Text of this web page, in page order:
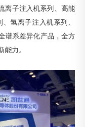
子注入机系列、高能
氢离子注入机系列、
谱系差异化产品，全方
力。